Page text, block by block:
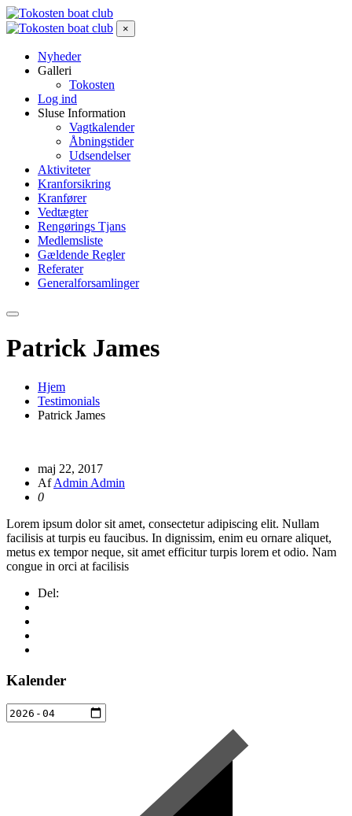
×
Nyheder
Galleri
Tokosten
Log ind
Sluse Information
Vagtkalender
Åbningstider
Udsendelser
Aktiviteter
Kranforsikring
Kranfører
Vedtægter
Rengørings Tjans
Medlemsliste
Gældende Regler
Referater
Generalforsamlinger
Patrick James
Hjem
Testimonials
Patrick James
maj 22, 2017
AfAdmin Admin
0
Lorem ipsum dolor sit amet, consectetur adipiscing elit. Nullam
facilisis at turpis eu faucibus. In dignissim, enim eu ornare aliquet,
metus ex tempor neque, sit amet efficitur turpis lorem et odio. Nam
congue in orci at facilisis
Del:
Kalender